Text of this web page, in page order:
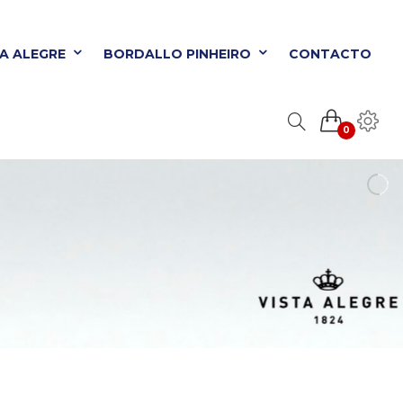
ALEGRE BORDALLO PINHEIRO CONTACTO
0